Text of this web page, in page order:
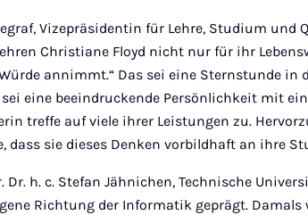
Vizepräsidentin für Lehre, Studium
Christiane Floyd nicht nur für ihr
annimmt.“ Das sei eine Sternstunde in
eine beeindruckende Persönlichkeit mit
treffe auf viele ihrer Leistungen zu.
dass sie dieses Denken vorbildhaft an ihre
Dr. h. c. Stefan Jähnichen, Technische
Richtung der Informatik geprägt.